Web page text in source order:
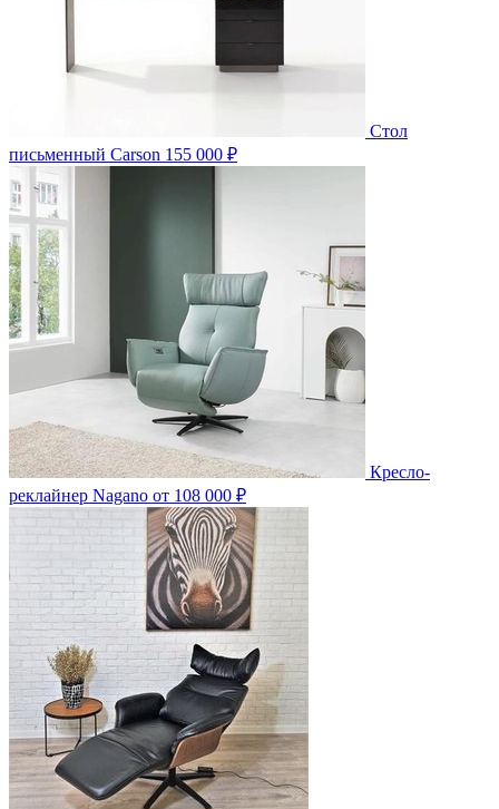
Стол
письменный Carson 155 000 ₽
Кресло-
реклайнер Nagano от 108 000 ₽